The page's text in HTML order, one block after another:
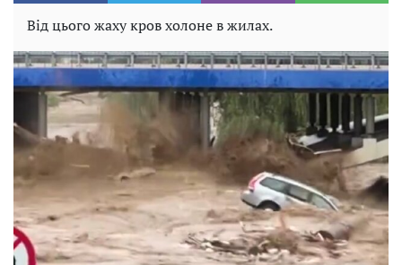
Від цього жаху кров холоне в жилах.